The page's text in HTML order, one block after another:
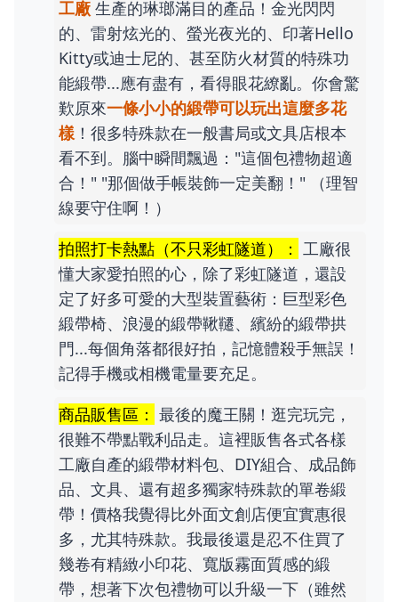
工廠 生產的琳瑯滿目的產品！金光閃閃
的、雷射炫光的、螢光夜光的、印著Hello
Kitty或迪士尼的、甚至防火材質的特殊功
能緞帶...應有盡有，看得眼花繚亂。你會驚
歎原來一條小小的緞帶可以玩出這麼多花
樣！很多特殊款在一般書局或文具店根本
看不到。腦中瞬間飄過："這個包禮物超適
合！" "那個做手帳裝飾一定美翻！" （理智
線要守住啊！）
拍照打卡熱點（不只彩虹隧道）： 工廠很
懂大家愛拍照的心，除了彩虹隧道，還設
定了好多可愛的大型裝置藝術：巨型彩色
緞帶椅、浪漫的緞帶鞦韆、繽紛的緞帶拱
門...每個角落都很好拍，記憶體殺手無誤！
記得手機或相機電量要充足。
商品販售區： 最後的魔王關！逛完玩完，
很難不帶點戰利品走。這裡販售各式各樣
工廠自產的緞帶材料包、DIY組合、成品飾
品、文具、還有超多獨家特殊款的單卷緞
帶！價格我覺得比外面文創店便宜實惠很
多，尤其特殊款。我最後還是忍不住買了
幾卷有精緻小印花、寬版霧面質感的緞
帶，想著下次包禮物可以升級一下（雖然